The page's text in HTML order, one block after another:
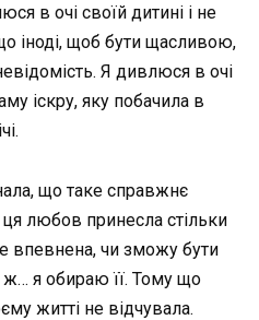
в очі своїй дитині і не
іноді, щоб бути щасливою,
Я дивлюся в очі
іскру, яку побачила в
що таке справжнє
любов принесла стільки
впевнена, чи зможу бути
я обираю її. Тому що
житті не відчувала.